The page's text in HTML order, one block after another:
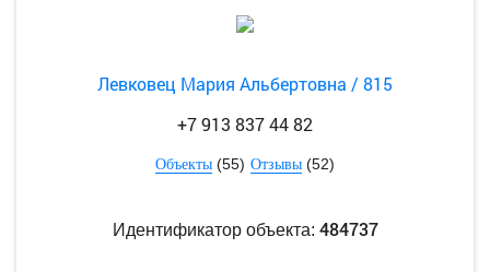
Левковец Мария Альбертовна / 815
+7 913 837 44 82
Объекты (55) Отзывы (52)
Идентификатор объекта: 484737